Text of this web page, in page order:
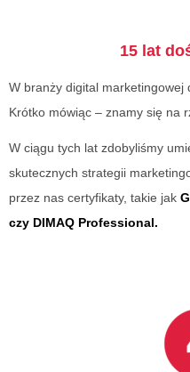
15 lat
W branży digital marketingowej
Krótko mówiąc – znamy się na
W ciągu tych lat zdobyliśmy
skutecznych strategii
przez nas certyfikaty, takie jak
czy DIMAQ Professional.